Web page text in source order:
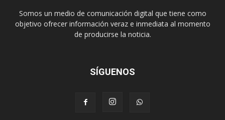
Somos un medio de comunicación digital que tiene como
objetivo ofrecer información veraz e inmediata al momento
de producirse la noticia.
SÍGUENOS